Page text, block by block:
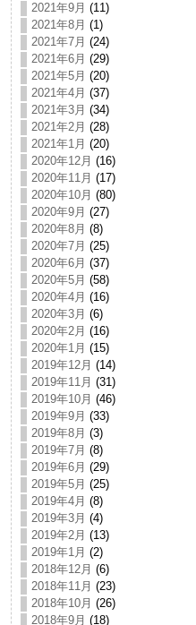
2021年9月 (11)
2021年8月 (1)
2021年7月 (24)
2021年6月 (29)
2021年5月 (20)
2021年4月 (37)
2021年3月 (34)
2021年2月 (28)
2021年1月 (20)
2020年12月 (16)
2020年11月 (17)
2020年10月 (80)
2020年9月 (27)
2020年8月 (8)
2020年7月 (25)
2020年6月 (37)
2020年5月 (58)
2020年4月 (16)
2020年3月 (6)
2020年2月 (16)
2020年1月 (15)
2019年12月 (14)
2019年11月 (31)
2019年10月 (46)
2019年9月 (33)
2019年8月 (3)
2019年7月 (8)
2019年6月 (29)
2019年5月 (25)
2019年4月 (8)
2019年3月 (4)
2019年2月 (13)
2019年1月 (2)
2018年12月 (6)
2018年11月 (23)
2018年10月 (26)
2018年9月 (18)